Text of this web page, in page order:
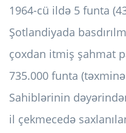
1964-cü ildə 5 funta
Şotlandiyada
çoxdan itmiş şahmat
735.000 funta
Sahiblərinin
il çekmecedə